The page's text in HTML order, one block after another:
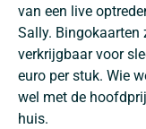
van een live
Sally. Bingokaarten
verkrijgbaar voor
euro per stuk. Wie
wel met de
huis.